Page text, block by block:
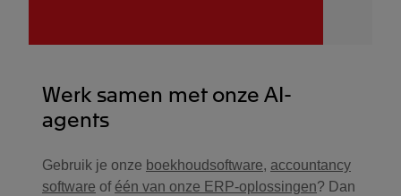
Werk samen met onze AI-
agents
Gebruik je onze boekhoudsoftware, accountancy
software of één van onze ERP-oplossingen? Dan